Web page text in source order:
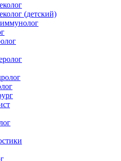
(детский)